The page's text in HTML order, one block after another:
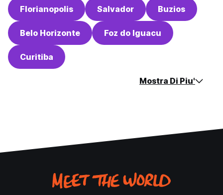
Florianopolis Salvador Buzios
Belo Horizonte Foz do Iguacu
Curitiba
Mostra Di Piu'